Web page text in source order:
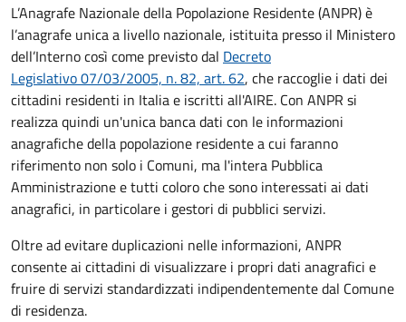
L’Anagrafe Nazionale della Popolazione Residente (ANPR) è
l’anagrafe unica a livello nazionale, istituita presso il Ministero
dell’Interno così come previsto dal Decreto
Legislativo 07/03/2005, n. 82, art. 62, che raccoglie i dati dei
cittadini residenti in Italia e iscritti all'AIRE. Con ANPR si
realizza quindi un'unica banca dati con le informazioni
anagrafiche della popolazione residente a cui faranno
riferimento non solo i Comuni, ma l'intera Pubblica
Amministrazione e tutti coloro che sono interessati ai dati
anagrafici, in particolare i gestori di pubblici servizi.
Oltre ad evitare duplicazioni nelle informazioni, ANPR
consente ai cittadini di visualizzare i propri dati anagrafici e
fruire di servizi standardizzati indipendentemente dal Comune
di residenza.